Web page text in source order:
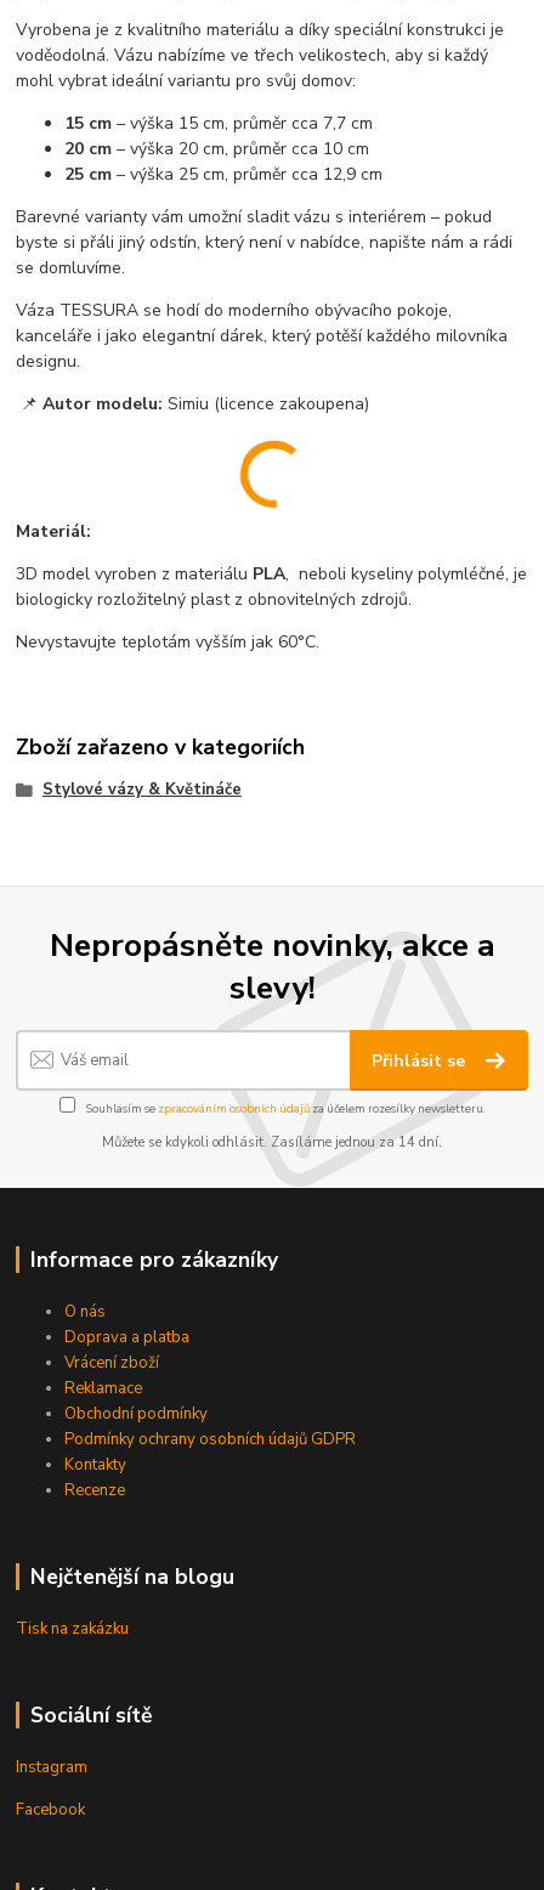
Vyrobena je z kvalitního materiálu a díky speciální konstrukci je
voděodolná. Vázu nabízíme ve třech velikostech, aby si každý
mohl vybrat ideální variantu pro svůj domov:
15 cm – výška 15 cm, průměr cca 7,7 cm
20 cm – výška 20 cm, průměr cca 10 cm
25 cm – výška 25 cm, průměr cca 12,9 cm
Barevné varianty vám umožní sladit vázu s interiérem – pokud
byste si přáli jiný odstín, který není v nabídce, napište nám a rádi
se domluvíme.
Váza TESSURA se hodí do moderního obývacího pokoje,
kanceláře i jako elegantní dárek, který potěší každého milovníka
designu.
📌Autor modelu: Simiu (licence zakoupena)
Materiál:
3D model vyroben z materiálu PLA, neboli kyseliny polymléčné, je
biologicky rozložitelný plast z obnovitelných zdrojů.
Nevystavujte teplotám vyšším jak 60°C.
Zboží zařazeno v kategoriích
Stylové vázy & Květináče
Nepropásněte novinky, akce a
slevy!
Přihlásit se
Souhlasím se zpracováním osobních údajůza účelem rozesílky newsletteru.
Můžete se kdykoli odhlásit. Zasíláme jednou za 14 dní.
Informace pro zákazníky
O nás
Doprava a platba
Vrácení zboží
Reklamace
Obchodní podmínky
Podmínky ochrany osobních údajů GDPR
Kontakty
Recenze
Nejčtenější na blogu
Tisk na zakázku
Sociální sítě
Instagram
Facebook